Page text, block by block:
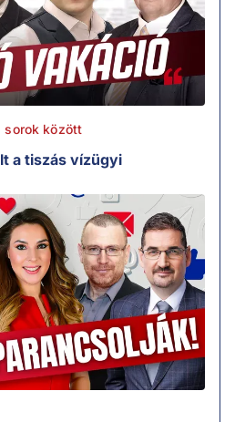
sorok között
a tiszás vízügyi